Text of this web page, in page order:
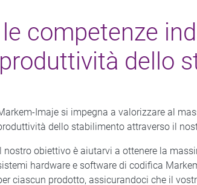
competenze
produttività dello
Imaje si impegna a valorizzare al
dello stabilimento attraverso il
nostro obiettivo è aiutarvi a ottenere la
hardware e software di codifica
ciascun prodotto, assicurandoci che il